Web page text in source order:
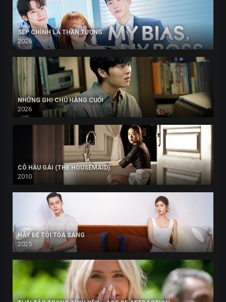
SẾP CHÍNH LÀ THẦN TƯỢNG
2026
NHỮNG GHI CHÚ HÀNG CUỐI
2026
CÔ HẦU GÁI (THE HOUSEMAID)
2010
HÃY ĐỂ TÔI TỎA SÁNG
2025